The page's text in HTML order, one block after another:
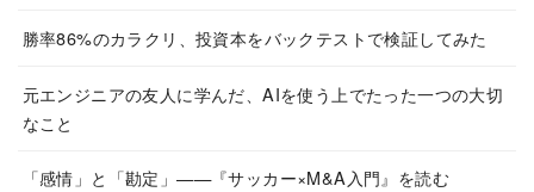
勝率86%のカラクリ、投資本をバックテストで検証してみた
元エンジニアの友人に学んだ、AIを使う上でたった一つの大切
なこと
「感情」と「勘定」——『サッカー×M&A入門』を読む